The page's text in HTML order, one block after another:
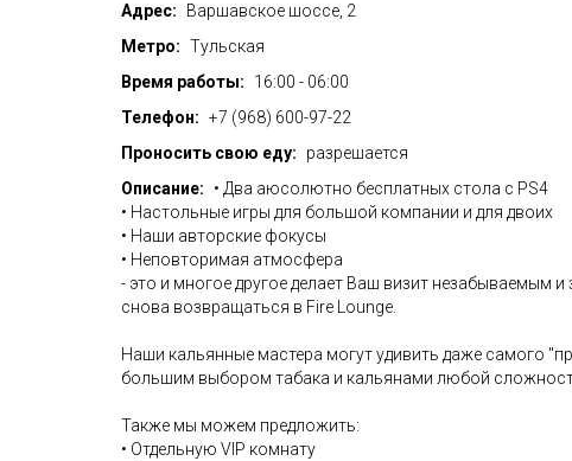
Адрес:
Варшавское шоссе, 2
Метро: Тульская
Время работы:
16:00 - 06:00
Телефон: +7 (968) 600-97-22
Проносить свою еду:
разрешается
Описание:
• Два аюсолютно бесплатных стола с PS4
• Настольные игры для большой компании и для двоих
• Наши авторские фокусы
• Неповторимая атмосфера
- это и многое другое делает Ваш визит незабываемым и
снова возвращаться в Fire Lounge.
Наши кальянные мастера могут удивить даже самого
большим выбором табака и кальянами любой
Также мы можем предложить:
• Отдельную VIP комнату